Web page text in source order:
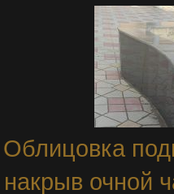
Облицовка
накрыв очной